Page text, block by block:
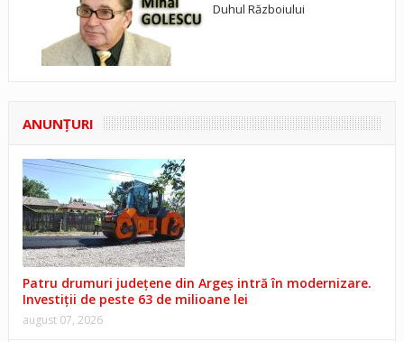
Duhul Războiului
ANUNŢURI
Patru drumuri județene din Argeș intră în modernizare.
Investiții de peste 63 de milioane lei
august 07, 2026